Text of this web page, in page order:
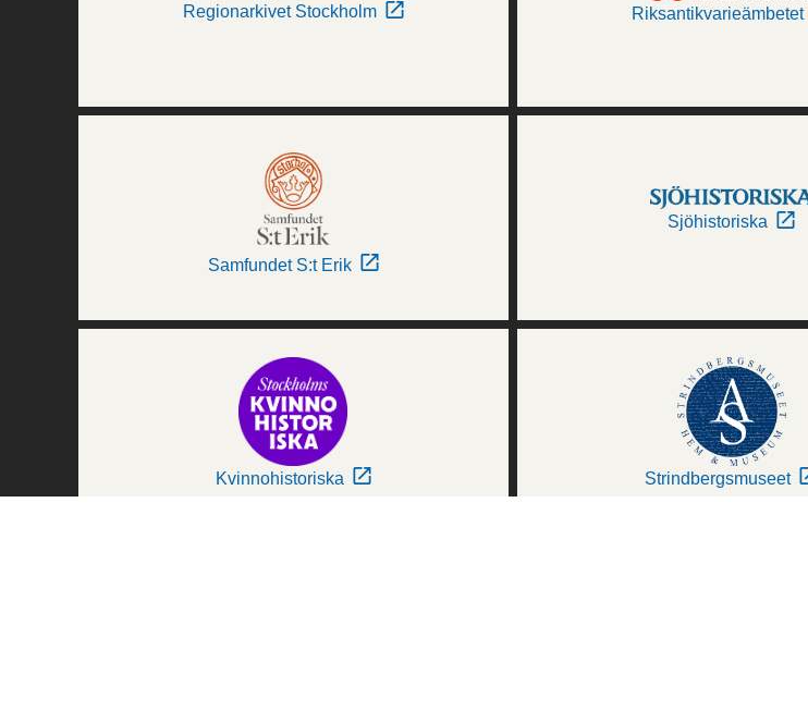
Regionarkivet Stockholm Riksantikvarieämbetet
Samfundet S:t Erik
Sjöhistoriska
Kvinnohistoriska Strindbergsmuseet